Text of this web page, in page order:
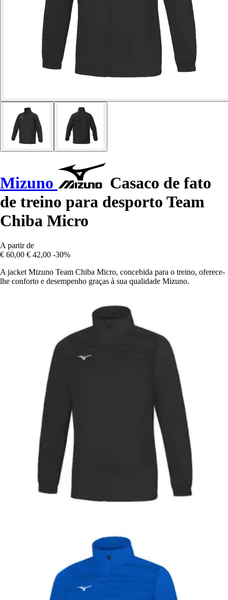
Mizuno
Casaco de fato
de treino para desporto Team
Chiba Micro
A partir de
€ 60,00 € 42,00 -30%
A jacket Mizuno Team Chiba Micro, concebida para o treino, oferece-
lhe conforto e desempenho graças à sua qualidade Mizuno.